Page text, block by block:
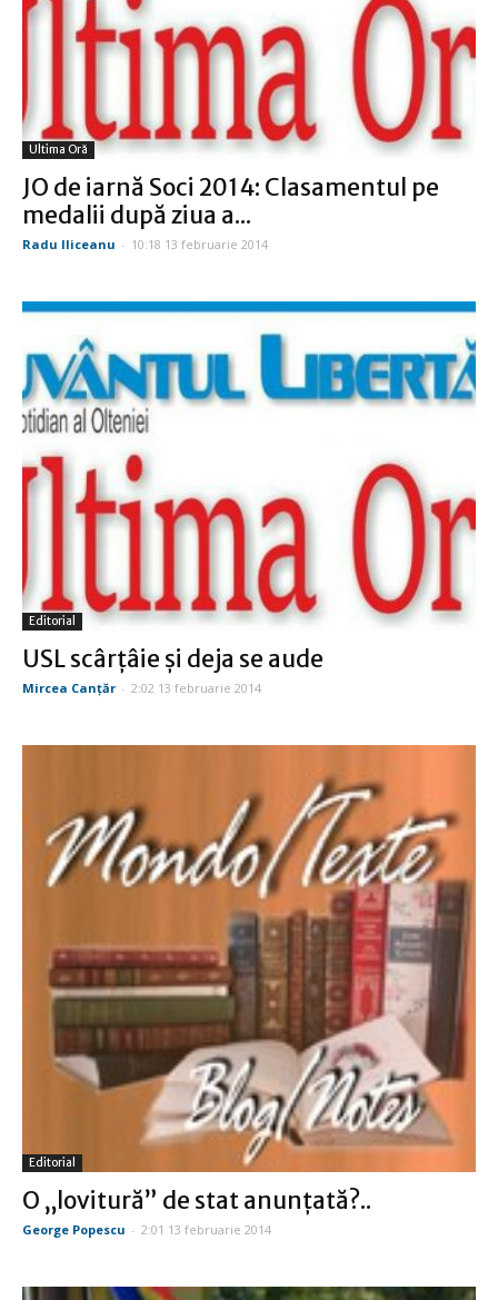
Ultima Oră
JO de iarnă Soci 2014: Clasamentul pe
medalii după ziua a...
Radu Iliceanu - 10:18 13 februarie 2014
Editorial
USL scârţâie şi deja se aude
Mircea Canţăr - 2:02 13 februarie 2014
Editorial
O „lovitură” de stat anunţată?..
George Popescu - 2:01 13 februarie 2014